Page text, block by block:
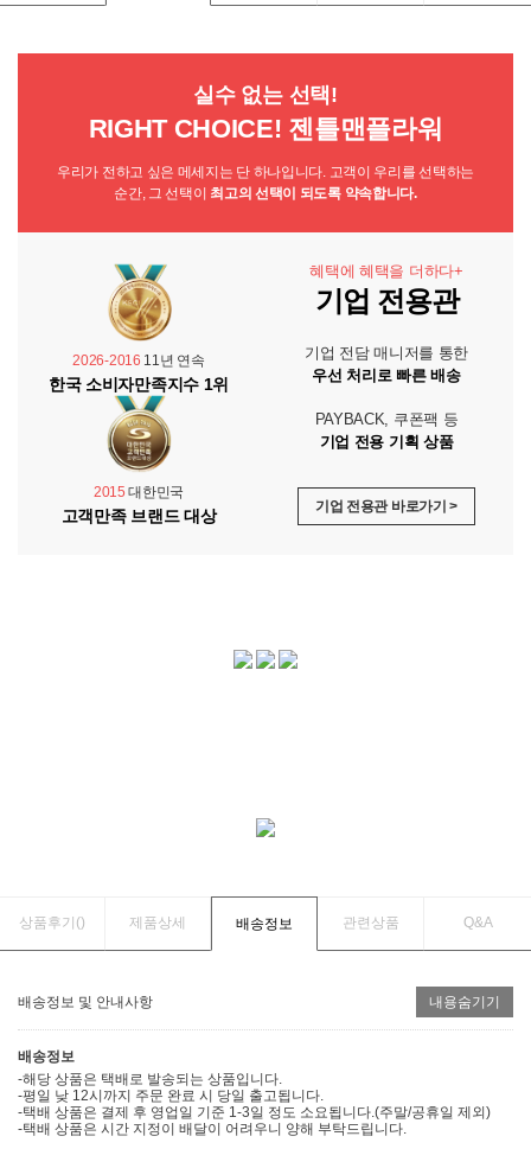
실수 없는 선택!
RIGHT CHOICE! 젠틀맨플라워
우리가 전하고 싶은 메세지는 단 하나입니다. 고객이 우리를 선택하는
순간, 그 선택이 최고의 선택이 되도록 약속합니다.
2026-2016 11년 연속
한국 소비자만족지수 1위
2015 대한민국
고객만족 브랜드 대상
혜택에 혜택을 더하다+
기업 전용관
기업 전담 매니저를 통한
우선 처리로 빠른 배송
PAYBACK, 쿠폰팩 등
기업 전용 기획 상품
기업 전용관 바로가기 >
상품후기() 제품상세 배송정보 관련상품 Q&A
배송정보 및 안내사항 내용숨기기
배송정보
-해당 상품은 택배로 발송되는 상품입니다.
-평일 낮 12시까지 주문 완료 시 당일 출고됩니다.
-택배 상품은 결제 후 영업일 기준 1-3일 정도 소요됩니다.(주말/공휴일 제외)
-택배 상품은 시간 지정이 배달이 어려우니 양해 부탁드립니다.